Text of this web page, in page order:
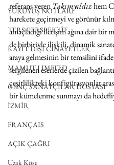
YÜRÜYÜŞ NOTLARI
TERS PERSPEKTİF
KAYIT DIŞI CİNAYETLER
MAMUT LIMITED
GENÇ SANATÇILAR DOSYASI
İZMİR
FRANÇAIS
AÇIK ÇAĞRI
Uzak Köşe
referans veren Takımyıldız hem
harekete geçirmeyi ve görünür
amaçladığı iletişim ağına dair bir
de birbiriyle ilişkili, dinamik
araya gelmesinin bir temsilini
sergilenen eserlerde çizilen
çeşitlilikteki konfigürasyonlar
bir kümelenme sunmayı da